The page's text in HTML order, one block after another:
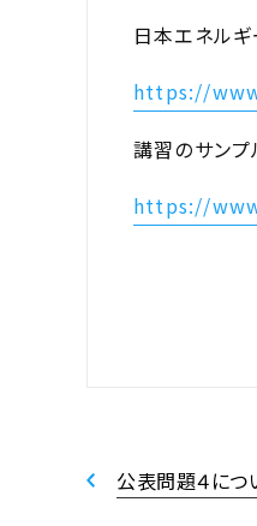
日本エネル
https://
講習のサン
https://
公表問題４につ